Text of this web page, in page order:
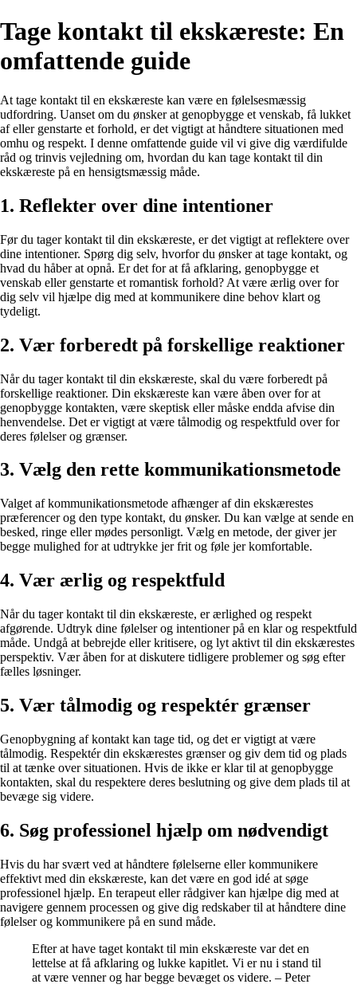
Tage kontakt til ekskæreste: En
omfattende guide
At tage kontakt til en ekskæreste kan være en følelsesmæssig
udfordring. Uanset om du ønsker at genopbygge et venskab, få lukket
af eller genstarte et forhold, er det vigtigt at håndtere situationen med
omhu og respekt. I denne omfattende guide vil vi give dig værdifulde
råd og trinvis vejledning om, hvordan du kan tage kontakt til din
ekskæreste på en hensigtsmæssig måde.
1. Reflekter over dine intentioner
Før du tager kontakt til din ekskæreste, er det vigtigt at reflektere over
dine intentioner. Spørg dig selv, hvorfor du ønsker at tage kontakt, og
hvad du håber at opnå. Er det for at få afklaring, genopbygge et
venskab eller genstarte et romantisk forhold? At være ærlig over for
dig selv vil hjælpe dig med at kommunikere dine behov klart og
tydeligt.
2. Vær forberedt på forskellige reaktioner
Når du tager kontakt til din ekskæreste, skal du være forberedt på
forskellige reaktioner. Din ekskæreste kan være åben over for at
genopbygge kontakten, være skeptisk eller måske endda afvise din
henvendelse. Det er vigtigt at være tålmodig og respektfuld over for
deres følelser og grænser.
3. Vælg den rette kommunikationsmetode
Valget af kommunikationsmetode afhænger af din ekskærestes
præferencer og den type kontakt, du ønsker. Du kan vælge at sende en
besked, ringe eller mødes personligt. Vælg en metode, der giver jer
begge mulighed for at udtrykke jer frit og føle jer komfortable.
4. Vær ærlig og respektfuld
Når du tager kontakt til din ekskæreste, er ærlighed og respekt
afgørende. Udtryk dine følelser og intentioner på en klar og respektfuld
måde. Undgå at bebrejde eller kritisere, og lyt aktivt til din ekskærestes
perspektiv. Vær åben for at diskutere tidligere problemer og søg efter
fælles løsninger.
5. Vær tålmodig og respektér grænser
Genopbygning af kontakt kan tage tid, og det er vigtigt at være
tålmodig. Respektér din ekskærestes grænser og giv dem tid og plads
til at tænke over situationen. Hvis de ikke er klar til at genopbygge
kontakten, skal du respektere deres beslutning og give dem plads til at
bevæge sig videre.
6. Søg professionel hjælp om nødvendigt
Hvis du har svært ved at håndtere følelserne eller kommunikere
effektivt med din ekskæreste, kan det være en god idé at søge
professionel hjælp. En terapeut eller rådgiver kan hjælpe dig med at
navigere gennem processen og give dig redskaber til at håndtere dine
følelser og kommunikere på en sund måde.
Efter at have taget kontakt til min ekskæreste var det en
lettelse at få afklaring og lukke kapitlet. Vi er nu i stand til
at være venner og har begge bevæget os videre. – Peter